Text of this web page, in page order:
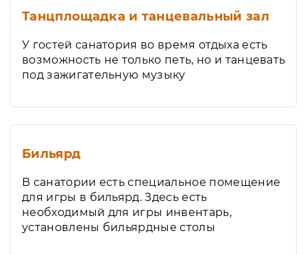
Танцплощадка и танцевальный зал
У гостей санатория во время отдыха есть
возможность не только петь, но и танцевать
под зажигательную музыку
Бильярд
В санатории есть специальное помещение
для игры в бильярд. Здесь есть
необходимый для игры инвентарь,
установлены бильярдные столы